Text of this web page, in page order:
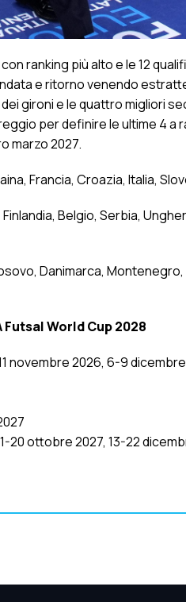
ranking più alto e le 12
e ritorno venendo
gironi e le quattro migliori
per definire le ultime 4 a
marzo 2027.
Francia, Croazia, Italia,
Belgio, Serbia,
Danimarca,
World Cup 2028
novembre 2026, 6-9
20 ottobre 2027, 13-22